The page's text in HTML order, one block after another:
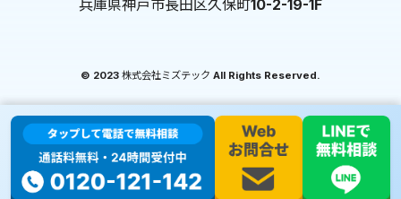
兵庫県神戸市長田区久保町10-2-19-1F
© 2023 株式会社ミズテック All Rights Reserved.